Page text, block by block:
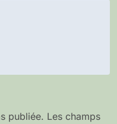
publiée. Les champs